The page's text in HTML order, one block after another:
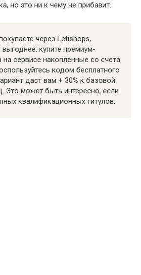
но это ни к чему не прибавит.
через Letishops,
выгоднее: купите премиум-
на сервисе накопленные со счета
кодом бесплатного
даст вам + 30% к базовой
Это может быть интересно, если
квалификационных титулов.